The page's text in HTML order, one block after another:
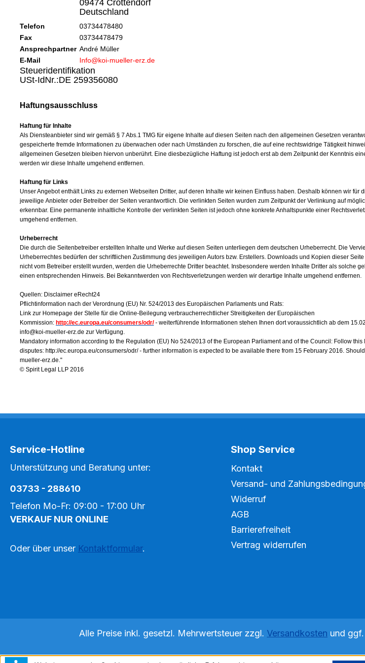
09474 Crottendorf
Deutschland
Telefon
03734478480
Fax
03734478479
Ansprechpartner André Müller
E-Mail
Info@koi-mueller-erz.de
Steueridentifikation
USt-IdNr.:DE 259356080
Haftungsausschluss
Haftung für Inhalte
Als Diensteanbieter sind wir gemäß § 7 Abs.1 TMG für eigene Inhalte auf diesen Seiten nach den allgemeinen Gesetzen
gespeicherte fremde Informationen zu überwachen oder nach Umständen zu forschen, die auf eine rechtswidrige Tätigkeit
allgemeinen Gesetzen bleiben hiervon unberührt. Eine diesbezügliche Haftung ist jedoch erst ab dem Zeitpunkt der Kenntnis
werden wir diese Inhalte umgehend entfernen.
Haftung für Links
Unser Angebot enthält Links zu externen Webseiten Dritter, auf deren Inhalte wir keinen Einfluss haben. Deshalb können wir
jeweilige Anbieter oder Betreiber der Seiten verantwortlich. Die verlinkten Seiten wurden zum Zeitpunkt der Verlinkung auf
erkennbar. Eine permanente inhaltliche Kontrolle der verlinkten Seiten ist jedoch ohne konkrete Anhaltspunkte einer
umgehend entfernen.
Urheberrecht
Die durch die Seitenbetreiber erstellten Inhalte und Werke auf diesen Seiten unterliegen dem deutschen Urheberrecht. Die
Urheberrechtes bedürfen der schriftlichen Zustimmung des jeweiligen Autors bzw. Erstellers. Downloads und Kopien dieser
nicht vom Betreiber erstellt wurden, werden die Urheberrechte Dritter beachtet. Insbesondere werden Inhalte Dritter als solche
einen entsprechenden Hinweis. Bei Bekanntwerden von Rechtsverletzungen werden wir derartige Inhalte umgehend entfernen.
Quellen: Disclaimer eRecht24
Pflichtinformation nach der Verordnung (EU) Nr. 524/2013 des Europäischen Parlaments und Rats:
Link zur Homepage der Stelle für die Online-Beilegung verbraucherrechtlicher Streitigkeiten der Europäischen
Kommission: http://ec.europa.eu/consumers/odr/- weiterführende Informationen stehen Ihnen dort voraussichtlich ab dem
info@koi-mueller-erz.de zur Verfügung.
Mandatory information according to the Regulation (EU) No 524/2013 of the European Parliament and of the Council: Follow
disputes: http://ec.europa.eu/consumers/odr/ - further information is expected to be available there from 15 February 2016.
mueller-erz.de."
© Spirit Legal LLP 2016
Service-Hotline
Unterstützung und Beratung unter:
03733 - 288610
Telefon Mo-Fr: 09:00 - 17:00 Uhr
VERKAUF NUR ONLINE
Oder über unser Kontaktformular.
Shop Service
Kontakt
Versand- und
Widerruf
AGB
Barrierefreiheit
Vertrag widerrufen
Alle Preise inkl. gesetzl. Mehrwertsteuer zzgl. Versandkosten und